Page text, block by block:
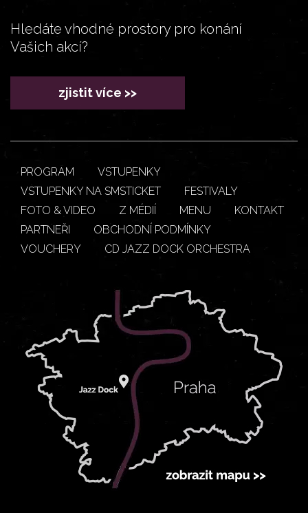
Hledáte vhodné prostory pro konání
Vašich akcí?
zjistit více >>
PROGRAM
VSTUPENKY
VSTUPENKY NA SMSTICKET
FESTIVALY
FOTO & VIDEO
Z MÉDIÍ MENU
KONTAKT
PARTNEŘI
OBCHODNÍ PODMÍNKY
VOUCHERY
CD JAZZ DOCK ORCHESTRA